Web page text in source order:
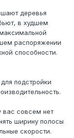
деревья
в худшем
распоряжении
способности.
подстройки
вас совсем нет
ширину полосы
скорости.